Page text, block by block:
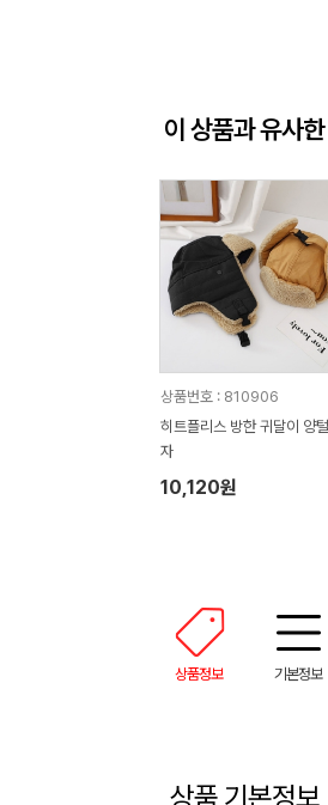
이 상품과 유사한
상품번호 : 810906
히트플리스 방한 귀달이 양
자
10,120원
상품정보 기본정보
상품 기본정보